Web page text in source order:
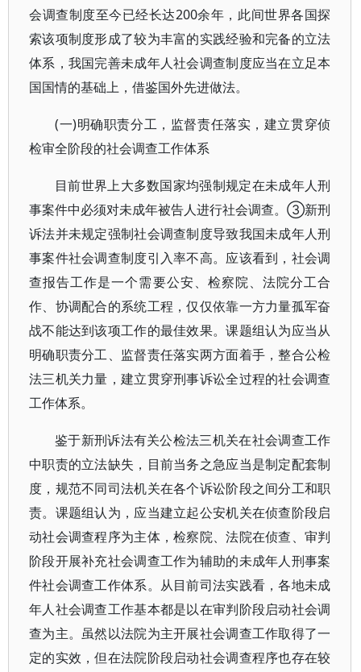
会调查制度至今已经长达200余年，此间世界各国探
索该项制度形成了较为丰富的实践经验和完备的立法
体系，我国完善未成年人社会调查制度应当在立足本
国国情的基础上，借鉴国外先进做法。
(一)明确职责分工，监督责任落实，建立贯穿侦
检审全阶段的社会调查工作体系
目前世界上大多数国家均强制规定在未成年人刑
事案件中必须对未成年被告人进行社会调查。③新刑
诉法并未规定强制社会调查制度导致我国未成年人刑
事案件社会调查制度引入率不高。应该看到，社会调
查报告工作是一个需要公安、检察院、法院分工合
作、协调配合的系统工程，仅仅依靠一方力量孤军奋
战不能达到该项工作的最佳效果。课题组认为应当从
明确职责分工、监督责任落实两方面着手，整合公检
法三机关力量，建立贯穿刑事诉讼全过程的社会调查
工作体系。
鉴于新刑诉法有关公检法三机关在社会调查工作
中职责的立法缺失，目前当务之急应当是制定配套制
度，规范不同司法机关在各个诉讼阶段之间分工和职
责。课题组认为，应当建立起公安机关在侦查阶段启
动社会调查程序为主体，检察院、法院在侦查、审判
阶段开展补充社会调查工作为辅助的未成年人刑事案
件社会调查工作体系。从目前司法实践看，各地未成
年人社会调查工作基本都是以在审判阶段启动社会调
查为主。虽然以法院为主开展社会调查工作取得了一
定的实效，但在法院阶段启动社会调查程序也存在较